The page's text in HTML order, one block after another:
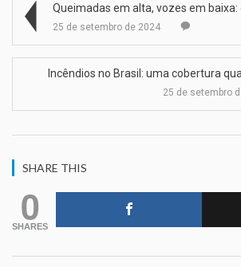
Queimadas em alta, vozes em baixa:
25 de setembro de 2024
Incêndios no Brasil: uma cobertura
25 de setembro
SHARE THIS
0
SHARES